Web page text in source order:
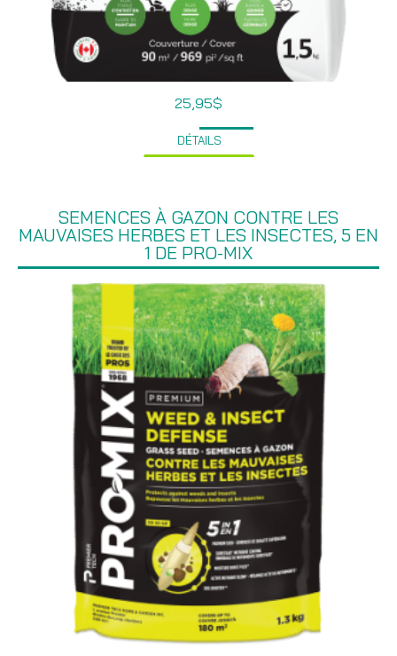
25,95$
DÉTAILS
SEMENCES À GAZON CONTRE LES
MAUVAISES HERBES ET LES INSECTES, 5 EN
1 DE PRO-MIX